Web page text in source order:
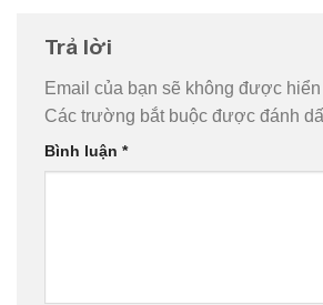
Trả lời
Email của bạn sẽ không được
Các trường bắt buộc được đánh
Bình luận *